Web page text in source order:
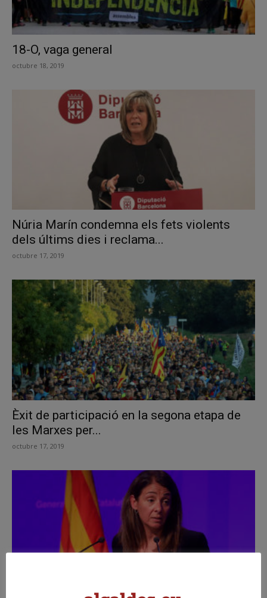
18-O, vaga general
octubre 18, 2019
Núria Marín condemna els fets violents
dels últims dies i reclama...
octubre 17, 2019
Èxit de participació en la segona etapa de
les Marxes per...
octubre 17, 2019